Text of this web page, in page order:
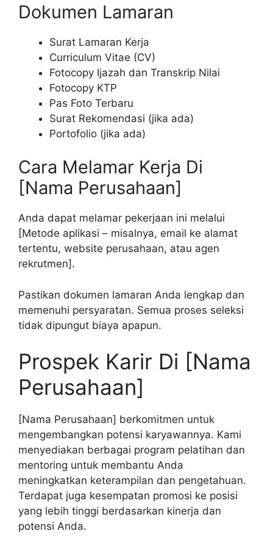
Dokumen Lamaran
Surat Lamaran Kerja
Curriculum Vitae (CV)
Fotocopy Ijazah dan Transkrip Nilai
Fotocopy KTP
Pas Foto Terbaru
Surat Rekomendasi (jika ada)
Portofolio (jika ada)
Cara Melamar Kerja Di
[Nama Perusahaan]
Anda dapat melamar pekerjaan ini melalui
[Metode aplikasi – misalnya, email ke alamat
tertentu, website perusahaan, atau agen
rekrutmen].
Pastikan dokumen lamaran Anda lengkap dan
memenuhi persyaratan. Semua proses seleksi
tidak dipungut biaya apapun.
Prospek Karir Di [Nama
Perusahaan]
[Nama Perusahaan] berkomitmen untuk
mengembangkan potensi karyawannya. Kami
menyediakan berbagai program pelatihan dan
mentoring untuk membantu Anda
meningkatkan keterampilan dan pengetahuan.
Terdapat juga kesempatan promosi ke posisi
yang lebih tinggi berdasarkan kinerja dan
potensi Anda.